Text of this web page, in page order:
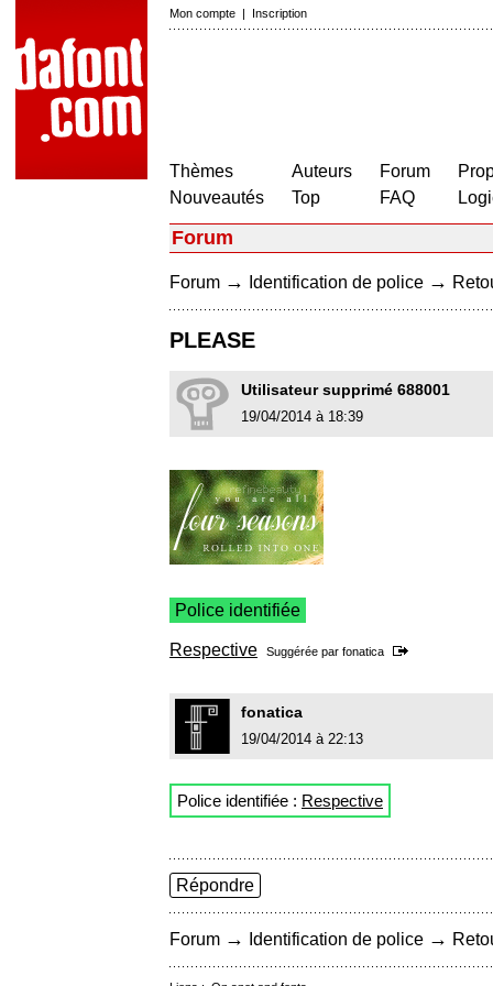
Mon compte | Inscription
Thèmes
Nouveautés
Auteurs
Top
Forum
FAQ
Forum
Forum → Identification de police →
PLEASE
Utilisateur supprimé 688001
19/04/2014 à 18:39
Police identifiée
Respective Suggérée par fonatica
fonatica
19/04/2014 à 22:13
Police identifiée : Respective
Répondre
Forum → Identification de police →